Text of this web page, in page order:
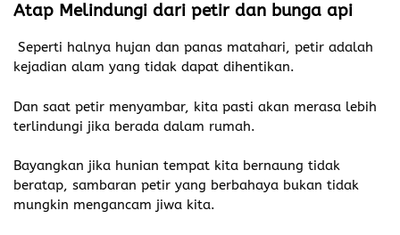
Atap Melindungi dari petir dan bunga api
Seperti halnya hujan dan panas matahari, petir adalah
kejadian alam yang tidak dapat dihentikan.
Dan saat petir menyambar, kita pasti akan merasa lebih
terlindungi jika berada dalam rumah.
Bayangkan jika hunian tempat kita bernaung tidak
beratap, sambaran petir yang berbahaya bukan tidak
mungkin mengancam jiwa kita.